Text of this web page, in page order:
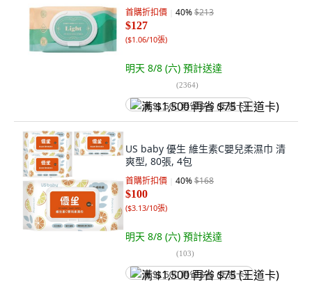
首購折扣價 40%$213
$127
($1.06/10張)
明天 8/8 (六) 預計送達
(2364)
满 $1,500 再省 $75 (王道卡)
US baby 優生 維生素C嬰兒柔濕巾 清
爽型, 80張, 4包
首購折扣價 40%$168
$100
($3.13/10張)
明天 8/8 (六) 預計送達
(103)
满 $1,500 再省 $75 (王道卡)